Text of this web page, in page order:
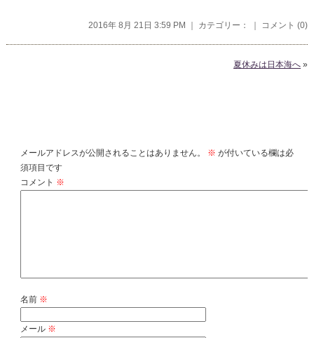
2016年 8月 21日 3:59 PM ｜ カテゴリー： ｜ コメント (0)
夏休みは日本海へ »
メールアドレスが公開されることはありません。 ※ が付いている欄は必
須項目です
コメント ※
名前 ※
メール ※